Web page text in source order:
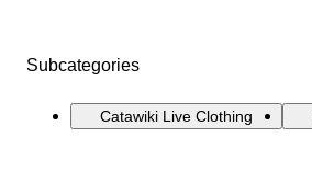
Subcategories
Catawiki Live Clothing